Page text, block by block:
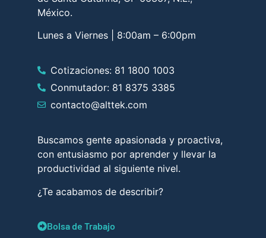
México.
Lunes a Viernes | 8:00am – 6:00pm
Cotizaciones: 81 1800 1003
Conmutador: 81 8375 3385
contacto@alttek.com
Buscamos gente apasionada y proactiva,
con entusiasmo por aprender y llevar la
productividad al siguiente nivel.
¿Te acabamos de describir?
Bolsa de Trabajo